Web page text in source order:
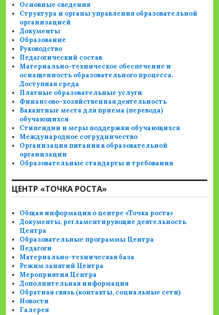
Основные сведения
Структура и органы управления образовательной
организацией
Документы
Образование
Руководство
Педагогический состав
Материально-техническое обеспечение и
оснащенность образовательного процесса.
Доступная среда
Платные образовательные услуги
Финансово-хозяйственная деятельность
Вакантные места для приема (перевода)
обучающихся
Стипендии и меры поддержки обучающихся
Международное сотрудничество
Организация питания в образовательной
организации
Образовательные стандарты и требования
ЦЕНТР «ТОЧКА РОСТА»
Общая информация о центре «Точка роста»
Документы, регламентирующие деятельность
Центра
Образовательные программы Центра
Педагоги
Материально-техническая база
Режим занятий Центра
Мероприятия Центра
Дополнительная информация
Обратная связь (контакты, социальные сети)
Новости
Галерея